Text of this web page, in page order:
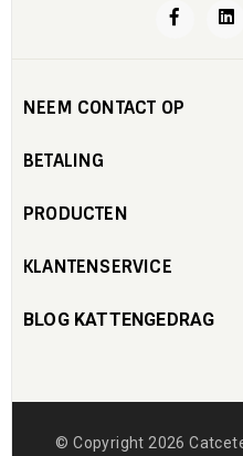
NEEM CONTACT OP
BETALING
PRODUCTEN
KLANTENSERVICE
BLOG KATTENGEDRAG
© Copyright 2026